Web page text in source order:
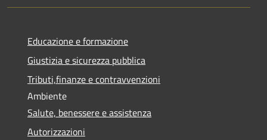
Educazione e formazione
Giustizia e sicurezza pubblica
Tributi,finanze e contravvenzioni
Ambiente
Salute, benessere e assistenza
Autorizzazioni